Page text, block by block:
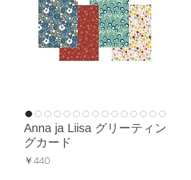
Anna ja Liisa グリーティン
グカード
￥440